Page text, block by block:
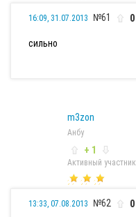
16:09, 31.07.2013 №61 0
сильно
m3zon
Анбу
+ 1
Активный участник
13:33, 07.08.2013 №62 0